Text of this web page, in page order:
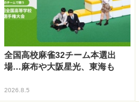
全国高校麻雀32チーム本選出
場…麻布や大阪星光、東海も
2026.8.5